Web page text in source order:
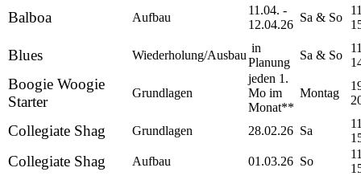
Balboa Aufbau
11.04. -
12.04.26
Sa & So
Blues Wiederholung/Ausbau
in
Planung
Sa & So
Boogie Woogie
Starter
Grundlagen
jeden 1.
Mo im
Monat**
Montag
Collegiate Shag Grundlagen 28.02.26 Sa
Collegiate Shag Aufbau 01.03.26 So